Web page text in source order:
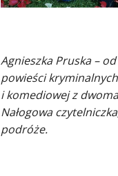
Agnieszka Pruska –
powieści
i komediowej z
Nałogowa
podróże.